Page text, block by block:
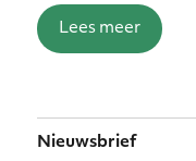
Lees meer
Nieuwsbrief